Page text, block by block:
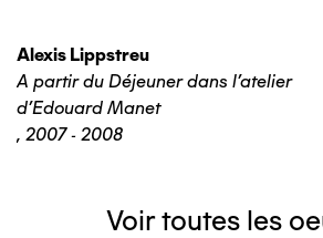
Alexis Lippstreu
A partir du Déjeuner dans l'atelier
d'Edouard Manet
, 2007 - 2008
Voir toutes les